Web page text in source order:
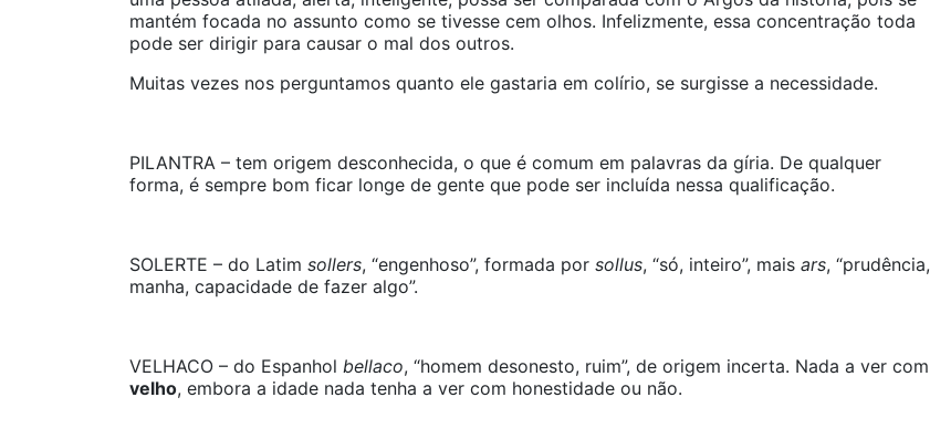
mantém focada no assunto como se tivesse cem olhos. Infelizmente, essa concentração toda
pode ser dirigir para causar o mal dos outros.
Muitas vezes nos perguntamos quanto ele gastaria em colírio, se surgisse a necessidade.
PILANTRA – tem origem desconhecida, o que é comum em palavras da gíria. De qualquer
forma, é sempre bom ficar longe de gente que pode ser incluída nessa qualificação.
SOLERTE – do Latim sollers, “engenhoso”, formada por sollus, “só, inteiro”, mais ars, “prudência,
manha, capacidade de fazer algo”.
VELHACO – do Espanhol bellaco, “homem desonesto, ruim”, de origem incerta. Nada a ver com
velho, embora a idade nada tenha a ver com honestidade ou não.